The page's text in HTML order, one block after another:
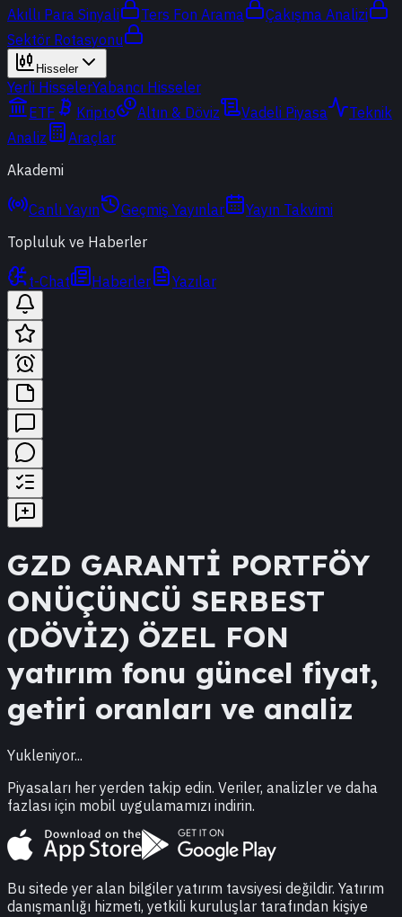
Akıllı Para Sinyali
Ters Fon Arama
Çakışma Analizi
Sektör Rotasyonu
Hisseler
Yerli HisselerYabancı Hisseler
ETF
Kripto Altın & Döviz Vadeli Piyasa
Teknik
Analiz
Araçlar
Akademi
Canlı Yayın Geçmiş Yayınlar
Yayın Takvimi
Topluluk ve Haberler
t-Chat Haberler Yazılar
GZD GARANTİ PORTFÖY
ONÜÇÜNCÜ SERBEST
(DÖVİZ) ÖZEL FON
yatırım fonu güncel fiyat,
getiri oranları ve analiz
Yukleniyor...
Piyasaları her yerden takip edin. Veriler, analizler ve daha
fazlası için mobil uygulamamızı indirin.
Bu sitede yer alan bilgiler yatırım tavsiyesi değildir. Yatırım
danışmanlığı hizmeti, yetkili kuruluşlar tarafından kişiye